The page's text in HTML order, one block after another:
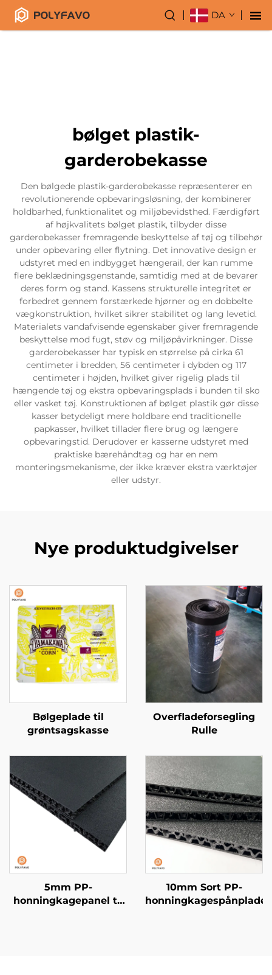
DA
bølget plastik-
garderobekasse
Den bølgede plastik-garderobekasse repræsenterer en
revolutionerende opbevaringsløsning, der kombinerer
holdbarhed, funktionalitet og miljøbevidsthed. Færdigført
af højkvalitets bølget plastik, tilbyder disse
garderobekasser fremragende beskyttelse af tøj og tilbehør
under opbevaring eller flytning. Det innovative design er
udstyret med en indbygget hængerail, der kan rumme
flere beklædningsgenstande, samtidig med at de bevarer
deres form og stand. Kassens strukturelle integritet er
forbedret gennem forstærkede hjørner og en dobbelte
vægkonstruktion, hvilket sikrer stabilitet og lang levetid.
Materialets vandafvisende egenskaber giver fremragende
beskyttelse mod fugt, støv og miljøpåvirkninger. Disse
garderobekasser har typisk en størrelse på cirka 61
centimeter i bredden, 56 centimeter i dybden og 117
centimeter i højden, hvilket giver rigelig plads til
hængende tøj og ekstra opbevaringsplads i bunden til sko
eller vasket tøj. Konstruktionen af bølget plastik gør disse
kasser betydeligt mere holdbare end traditionelle
papkasser, hvilket tillader flere brug og længere
opbevaringstid. Derudover er kasserne udstyret med
praktiske bærehåndtag og har en nem
monteringsmekanisme, der ikke kræver ekstra værktøjer
eller udstyr.
Nye produktudgivelser
Bølgeplade til
grøntsagskasse
Overfladeforsegling
Rulle
5mm PP-
honningkagepanel til
10mm Sort PP-
honningkagespånplade